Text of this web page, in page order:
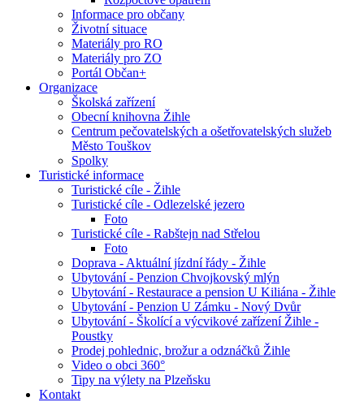
Informace pro občany
Životní situace
Materiály pro RO
Materiály pro ZO
Portál Občan+
Organizace
Školská zařízení
Obecní knihovna Žihle
Centrum pečovatelských a ošetřovatelských služeb
Město Touškov
Spolky
Turistické informace
Turistické cíle - Žihle
Turistické cíle - Odlezelské jezero
Foto
Turistické cíle - Rabštejn nad Střelou
Foto
Doprava - Aktuální jízdní řády - Žihle
Ubytování - Penzion Chvojkovský mlýn
Ubytování - Restaurace a pension U Kiliána - Žihle
Ubytování - Penzion U Zámku - Nový Dvůr
Ubytování - Školící a výcvikové zařízení Žihle -
Poustky
Prodej pohlednic, brožur a odznáčků Žihle
Video o obci 360°
Tipy na výlety na Plzeňsku
Kontakt